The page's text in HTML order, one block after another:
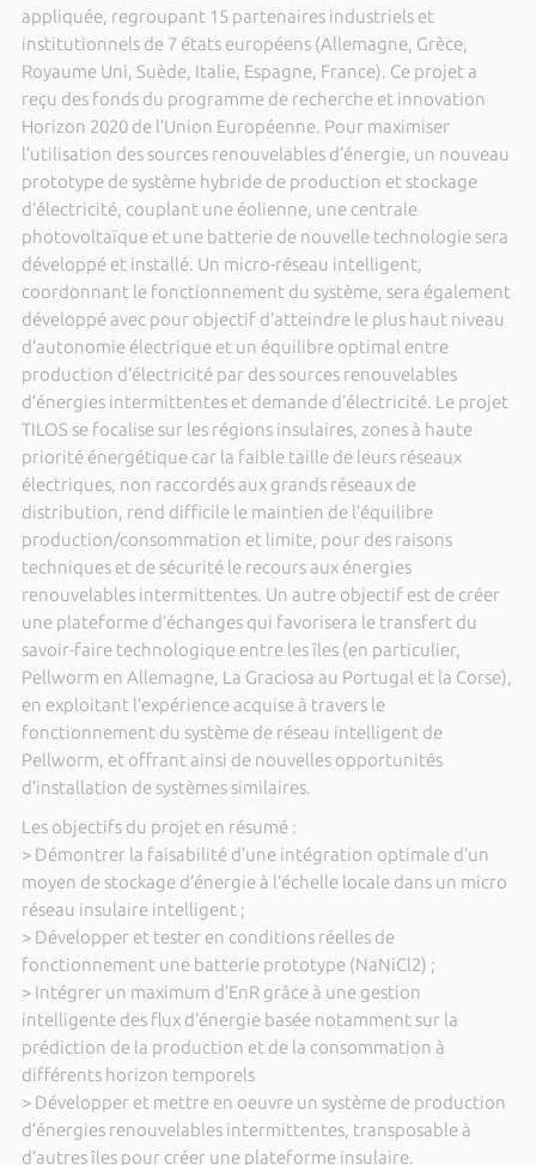
appliquée, regroupant 15 partenaires industriels et
institutionnels de 7 états européens (Allemagne, Grèce,
Royaume Uni, Suède, Italie, Espagne, France). Ce projet a
reçu des fonds du programme de recherche et innovation
Horizon 2020 de l’Union Européenne. Pour maximiser
l’utilisation des sources renouvelables d’énergie, un nouveau
prototype de système hybride de production et stockage
d’électricité, couplant une éolienne, une centrale
photovoltaïque et une batterie de nouvelle technologie sera
développé et installé. Un micro-réseau intelligent,
coordonnant le fonctionnement du système, sera également
développé avec pour objectif d’atteindre le plus haut niveau
d’autonomie électrique et un équilibre optimal entre
production d’électricité par des sources renouvelables
d’énergies intermittentes et demande d’électricité. Le projet
TILOS se focalise sur les régions insulaires, zones à haute
priorité énergétique car la faible taille de leurs réseaux
électriques, non raccordés aux grands réseaux de
distribution, rend difficile le maintien de l’équilibre
production/consommation et limite, pour des raisons
techniques et de sécurité le recours aux énergies
renouvelables intermittentes. Un autre objectif est de créer
une plateforme d’échanges qui favorisera le transfert du
savoir-faire technologique entre les îles (en particulier,
Pellworm en Allemagne, La Graciosa au Portugal et la Corse),
en exploitant l’expérience acquise à travers le
fonctionnement du système de réseau intelligent de
Pellworm, et offrant ainsi de nouvelles opportunités
d’installation de systèmes similaires.
Les objectifs du projet en résumé :
> Démontrer la faisabilité d’une intégration optimale d’un
moyen de stockage d’énergie à l’échelle locale dans un micro
réseau insulaire intelligent ;
> Développer et tester en conditions réelles de
fonctionnement une batterie prototype (NaNiCl2) ;
> Intégrer un maximum d’EnR grâce à une gestion
intelligente des flux d’énergie basée notamment sur la
prédiction de la production et de la consommation à
différents horizon temporels
> Développer et mettre en oeuvre un système de production
d’énergies renouvelables intermittentes, transposable à
d’autres îles pour créer une plateforme insulaire.